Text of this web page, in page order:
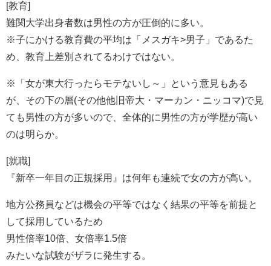
[教育]
難関大学出身者数は男性の方が圧倒的に多い。
※子にかける教育費の平均は「メスガキ>男子」であるた
め、教育上差別されてるわけではない。
※「女が東大行ったらモテないし～」という意見もある
が、その下の層(その他他旧帝大・マーカン・ニッコマ)で見
ても男性の方が多いので、全体的に男性の方が学歴が高い
のは明らか。
[就職]
『新卒一年目の正規採用』は何年も連続で女の方が高い。
地方公務員などは機会の平等ではなく結果の平等を前提と
して採用しているため
男性倍率10倍、女倍率1.5倍
みたいな試験がザラに発生する。